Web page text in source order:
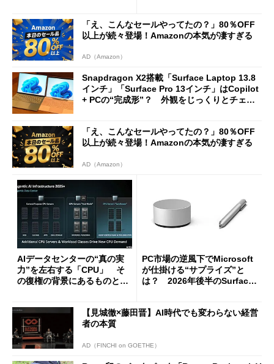
「え、こんなセールやってたの？」80％OFF
以上が続々登場！Amazonの本気が凄すぎる
AD（Amazon）
Snapdragon X2搭載「Surface Laptop 13.8
インチ」「Surface Pro 13インチ」はCopilot
+ PCの“完成形”？ 外観をじっくりとチェッ
「え、こんなセールやってたの？」80％OFF
以上が続々登場！Amazonの本気が凄すぎる
AD（Amazon）
AIデータセンターの“真の実
力”を左右する「CPU」 そ
の復権の背景にあるものと
PC市場の逆風下でMicrosoft
が仕掛ける“サプライズ”と
は？ 2026年後半のSurface
【見城徹×藤田晋】AI時代でも変わらない経営
者の本質
AD（FINCHI on GOETHE）